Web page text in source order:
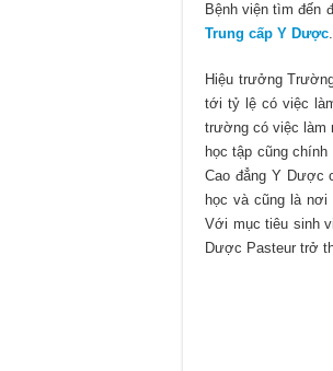
Bệnh viện tìm đến
Trung cấp Y Dược.
Hiệu trưởng
tới tỷ lệ có việc
trường có việc làm
học tập cũng
Cao đẳng Y Dược
học và cũng là
Với mục tiêu sinh
Dược Pasteur trở